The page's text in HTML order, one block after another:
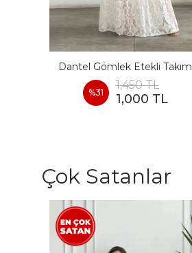
Dantel Gömlek Etekli Takım
%31
1,450 TL
1,000 TL
Çok Satanlar